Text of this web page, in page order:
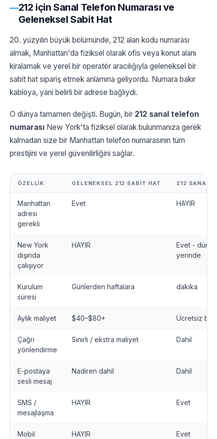
212 için Sanal Telefon Numarası ve
Geleneksel Sabit Hat
20. yüzyılın büyük bölümünde, 212 alan kodu numarası
almak, Manhattan'da fiziksel olarak ofis veya konut alanı
kiralamak ve yerel bir operatör aracılığıyla geleneksel bir
sabit hat sipariş etmek anlamına geliyordu. Numara bakır
kabloya, yani belirli bir adrese bağlıydı.
O dünya tamamen değişti. Bugün, bir 212 sanal telefon
numarası New York'ta fiziksel olarak bulunmanıza gerek
kalmadan size bir Manhattan telefon numarasının tüm
prestijini ve yerel güvenilirliğini sağlar.
ÖZELLIK GELENEKSEL 212 SABIT HAT 212 SANAL
Manhattan
adresi
gerekli
Evet HAYIR
New York
dışında
çalışıyor
HAYIR
Evet -
yerinde
Kurulum
süresi
Günlerden haftalara dakika
Aylık maliyet $40–$80+ Ücretsiz
Çağrı
yönlendirme
Sınırlı / ekstra maliyet Dahil
E-postaya
sesli mesaj
Nadiren dahil Dahil
SMS /
mesajlaşma
HAYIR Evet
Mobil
HAYIR Evet